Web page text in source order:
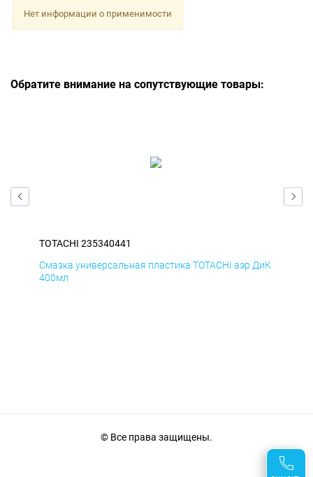
Нет информации о применимости
Обратите внимание на сопутствующие товары:
TOTACHI 235340441
Смазка универсальная пластика TOTACHI аэр ДиК
400мл
© Все права защищены.